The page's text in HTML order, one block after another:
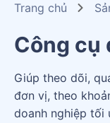
Trang chủ
Công cụ
Giúp theo dõi,
đơn vị, theo
doanh nghiệp tối